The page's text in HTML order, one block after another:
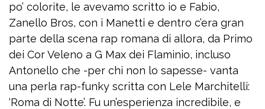
po’ colorite, le avevamo scritto io e Fabio,
Zanello Bros, con i Manetti e dentro c’era gran
parte della scena rap romana di allora, da Primo
dei Cor Veleno a G Max dei Flaminio, incluso
Antonello che -per chi non lo sapesse- vanta
una perla rap-funky scritta con Lele Marchitelli:
‘Roma di Notte’. Fu un’esperienza incredibile, e